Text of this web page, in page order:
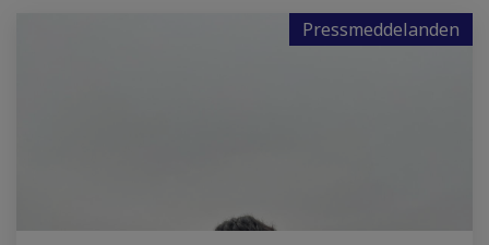
Pressmeddelanden